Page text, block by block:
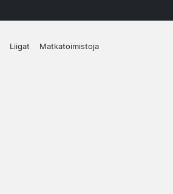
Liigat Matkatoimistoja